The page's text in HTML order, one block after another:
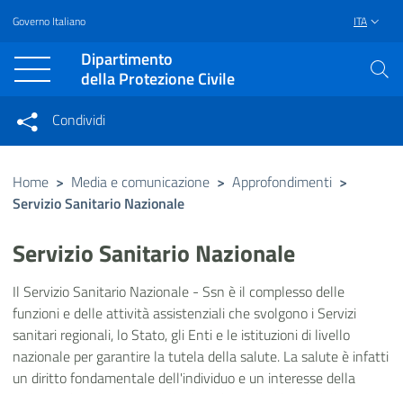
Vai al contenuto principale
Raggiungi il piè di pagina
Governo Italiano ITA
Dipartimento
della Protezione Civile
Condividi su Facebook
Condividi su Twitter
Condividi su LinkedIn
Condividi
Condividi sui social network
Home > Media e comunicazione > Approfondimenti >
Servizio Sanitario Nazionale
Servizio Sanitario Nazionale
Il Servizio Sanitario Nazionale - Ssn è il complesso delle
funzioni e delle attività assistenziali che svolgono i Servizi
sanitari regionali, lo Stato, gli Enti e le istituzioni di livello
nazionale per garantire la tutela della salute. La salute è infatti
un diritto fondamentale dell'individuo e un interesse della